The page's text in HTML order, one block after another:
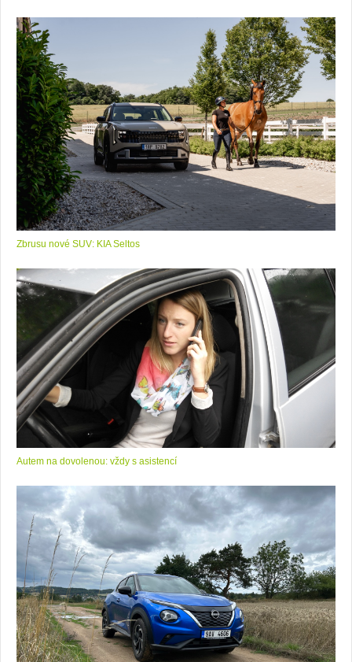
Zbrusu nové SUV: KIA Seltos
Autem na dovolenou: vždy s asistencí